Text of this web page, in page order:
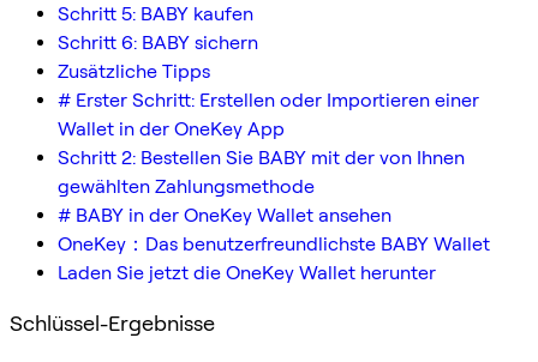
Schritt 5: BABY kaufen
Schritt 6: BABY sichern
Zusätzliche Tipps
# Erster Schritt: Erstellen oder Importieren einer
Wallet in der OneKey App
Schritt 2: Bestellen Sie BABY mit der von Ihnen
gewählten Zahlungsmethode
# BABY in der OneKey Wallet ansehen
OneKey：Das benutzerfreundlichste BABY Wallet
Laden Sie jetzt die OneKey Wallet herunter
Schlüssel-Ergebnisse